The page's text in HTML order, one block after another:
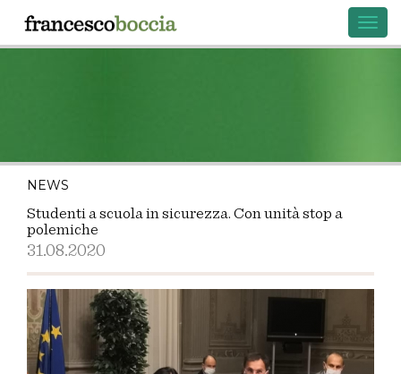
NEWS
Studenti a scuola in sicurezza. Con unità stop a
polemiche
31.08.2020